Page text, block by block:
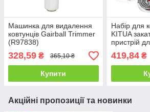
Машинка для видалення
ковтунців Gairball Trimmer
(R97838)
328,59 ₴ 365,10 ₴
Купити
Набір для
KITUA
пристрій
кісточок
419,84₴
Акційні пропозиції та новинки